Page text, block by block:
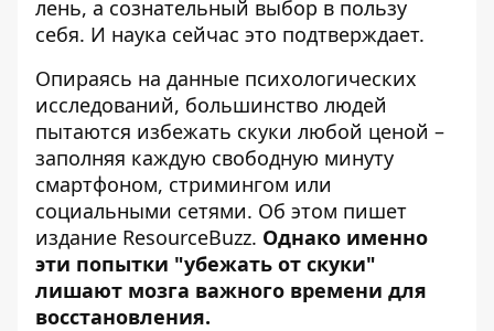
лень, а сознательный выбор в пользу
себя. И наука сейчас это подтверждает.
Опираясь на данные психологических
исследований, большинство людей
пытаются избежать скуки любой ценой –
заполняя каждую свободную минуту
смартфоном, стримингом или
социальными сетями. Об этом пишет
издание ResourceBuzz. Однако именно
эти попытки "убежать от скуки"
лишают мозга важного времени для
восстановления.